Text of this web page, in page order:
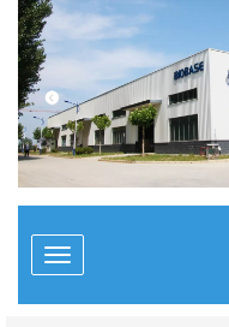
Toggle
navigation